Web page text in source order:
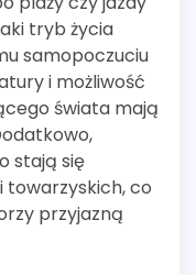
tryb życia
samopoczuciu
i możliwość
świata mają
stają się
towarzyskich, co
przyjazną